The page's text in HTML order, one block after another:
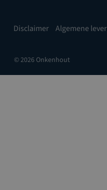
Disclaimer Algemene
© 2026 Onkenhout